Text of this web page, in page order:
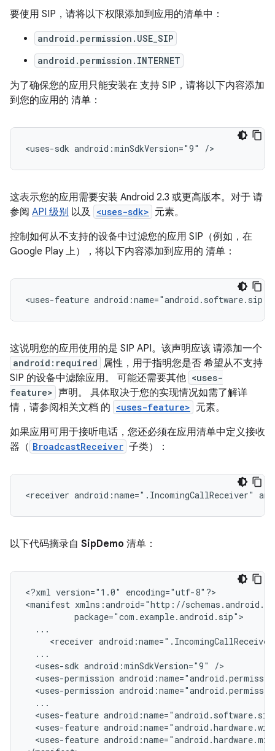
要使用 SIP，请将以下权限添加到应用的清单中：
android.permission.USE_SIP
android.permission.INTERNET
为了确保您的应用只能安装在 支持 SIP，请将以下内容添加
到您的应用的 清单：
<uses-sdk android:minSdkVersion="9" />
这表示您的应用需要安装 Android 2.3 或更高版本。对于 请
参阅 API 级别 以及 <uses-sdk> 元素。
控制如何从不支持的设备中过滤您的应用 SIP（例如，在
Google Play 上），将以下内容添加到应用的 清单：
<uses-feature
这说明您的应用使用的是 SIP API。该声明应该 请添加一个
android:required 属性，用于指明您是否 希望从不支持
SIP 的设备中滤除应用。 可能还需要其他 <uses-
feature> 声明。 具体取决于您的实现情况如需了解详
情，请参阅相关文档 的 <uses-feature> 元素。
如果应用可用于接听电话，您还必须在应用清单中定义接收
器（ BroadcastReceiver 子类）：
<receiver android:name=".IncomingCallReceiver"
以下代码摘录自 SipDemo 清单：
<?xml version="1.0"
encoding="utf-8"?>
<manifest
<receiver
<uses-sdk android:minSdkVersion="9"
<uses-permission
<uses-permission
<uses-feature
<uses-feature
<uses-feature